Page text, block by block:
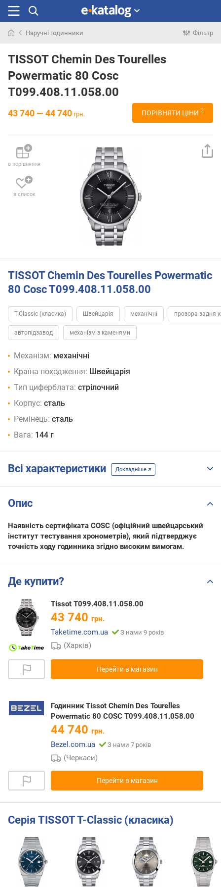
раніше
Наручні годинники Фільтр
TISSOT Chemin Des Tourelles
Powermatic 80 Cosc
T099.408.11.058.00
43 740 — 44 740 грн. ПОРІВНЯТИ ЦІНИ 2
в порівняння
в список
TISSOT Chemin Des Tourelles Powermatic
80 Cosc T099.408.11.058.00
T-Classic (класика) Швейцарія механічні прозора задня
автопідзавод механізм з каменями
Механізм: механічні
Країна походження: Швейцарія
Тип циферблата: стрілочний
Корпус: сталь
Ремінець: сталь
Вага: 144 г
Всі характеристики Докладніше
Опис
Наявність сертифіката COSC (офіційний швейцарський
інститут тестування хронометрів), який підтверджує
точність ходу годинника згідно високим вимогам.
Де купити?
Tissot T099.408.11.058.00
43 740 грн.
Taketime.com.ua
З нами 9 років
(Харків)
Перейти в магазин
Годинник Tissot Chemin Des Tourelles
Powermatic 80 COSC T099.408.11.058.00
44 740 грн.
Bezel.com.ua
З нами 7 років
(Черкаси)
Перейти в магазин
Серія TISSOT T-Classic (класика)